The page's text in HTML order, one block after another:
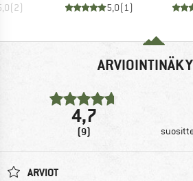
(2) 5,0(1)
4,7
(9)
ARVIOT